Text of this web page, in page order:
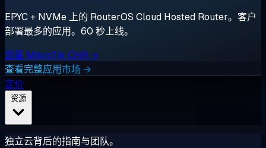
EPYC + NVMe 上的 RouterOS Cloud Hosted Router。客户
部署最多的应用。60 秒上线。
部署 MikroTik CHR →
查看完整应用市场 →
定价
独立云背后的指南与团队。